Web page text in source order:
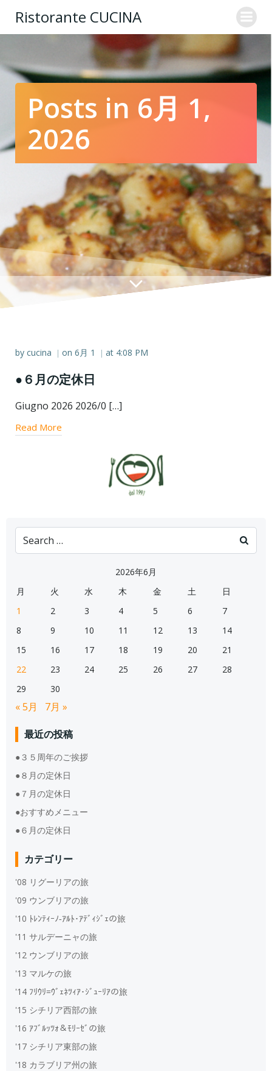
ン
テ
ン
ツ
へ
キ
Ristorante CUCINA
Posts in 6月 1,
2026
by cucina | on 6月 1 | at 4:08 PM
●６月の定休日
Giugno 2026 2026/0 […]
Read More
Search
for:
2026年6月
月
火 水 木 金 土
日
1
2 3 4 5 6
7
8
9 10 11 12 13
14
15
16 17 18 19 20
21
22
23 24 25 26 27
28
29
30
« 5月 7月 »
最近の投稿
●３５周年のご挨拶
●８月の定休日
●７月の定休日
●おすすめメニュー
●６月の定休日
カテゴリー
'08 リグーリアの旅
'09 ウンブリアの旅
'10 ﾄﾚﾝﾃｨｰﾉ‐ｱﾙﾄ･ｱﾃﾞｨｼﾞｪの旅
'11 サルデーニャの旅
'12 ウンブリアの旅
'13 マルケの旅
'14 ﾌﾘｳﾘ=ｳﾞｪﾈﾂｨｱ･ｼﾞｭｰﾘｱの旅
'15 シチリア西部の旅
'16 ｱﾌﾞﾙｯﾂｫ＆ﾓﾘｰｾﾞの旅
'17 シチリア東部の旅
'18 カラブリア州の旅